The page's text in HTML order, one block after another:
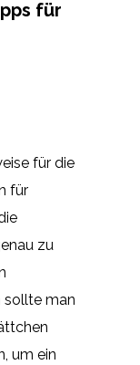
für
für die
für
zu
sollte man
um ein